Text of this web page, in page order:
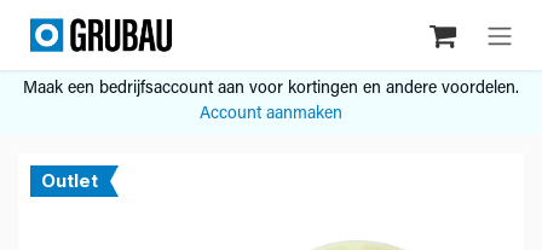
Overslaan naar inhoud
Maak een bedrijfsaccount aan voor kortingen en andere voordelen.
Account aanmaken
Outlet